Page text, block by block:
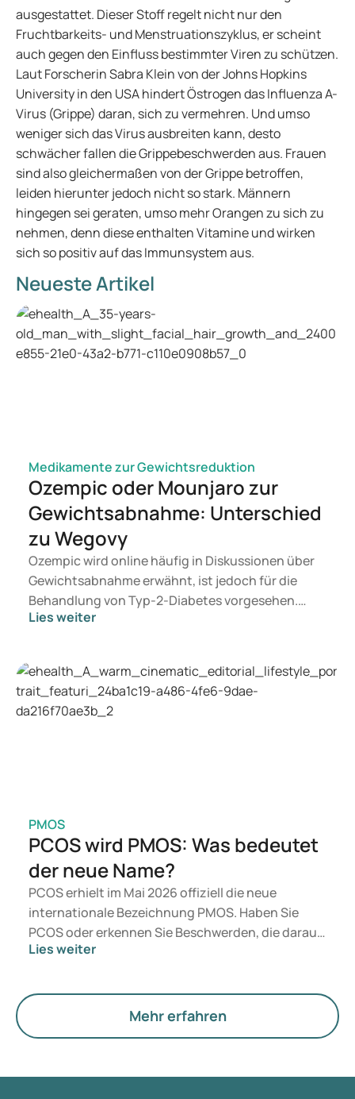
ausgestattet. Dieser Stoff regelt nicht nur den
Fruchtbarkeits- und Menstruationszyklus, er scheint
auch gegen den Einfluss bestimmter Viren zu schützen.
Laut Forscherin Sabra Klein von der Johns Hopkins
University in den USA hindert Östrogen das Influenza A-
Virus (Grippe) daran, sich zu vermehren. Und umso
weniger sich das Virus ausbreiten kann, desto
schwächer fallen die Grippebeschwerden aus. Frauen
sind also gleichermaßen von der Grippe betroffen,
leiden hierunter jedoch nicht so stark. Männern
hingegen sei geraten, umso mehr Orangen zu sich zu
nehmen, denn diese enthalten Vitamine und wirken
sich so positiv auf das Immunsystem aus.
Neueste Artikel
Medikamente zur Gewichtsreduktion
Ozempic oder Mounjaro zur
Gewichtsabnahme: Unterschied
zu Wegovy
Ozempic wird online häufig in Diskussionen über
Gewichtsabnahme erwähnt, ist jedoch für die
Behandlung von Typ-2-Diabetes vorgesehen.
Wenn Sie eine Therapie zur Gewichtskontrolle
Sie geeignet ist, entscheidet ein Arzt auf
Grundlage Ihrer Gesundheit, Ihres BMI und Ihres
Medikamentenkonsums.
Lies weiter
PMOS
PCOS wird PMOS: Was bedeutet
der neue Name?
PCOS erhielt im Mai 2026 offiziell die neue
internationale Bezeichnung PMOS. Haben Sie
PCOS oder erkennen Sie Beschwerden, die darauf
hindeuten könnten? Medizinisch ändert sich
mehr Gewicht auf Hormone, den Stoffwechsel und
die Funktion der Eierstöcke.
Lies weiter
Mehr erfahren